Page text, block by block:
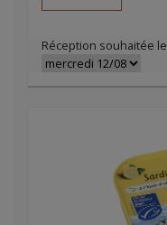
Réception souhaitée le